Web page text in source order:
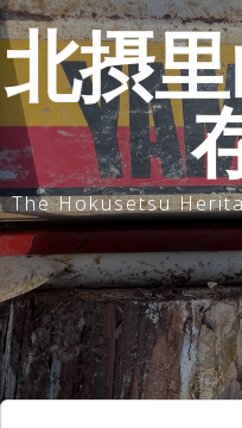
ッ
プ
北摂
The Hokusetsu